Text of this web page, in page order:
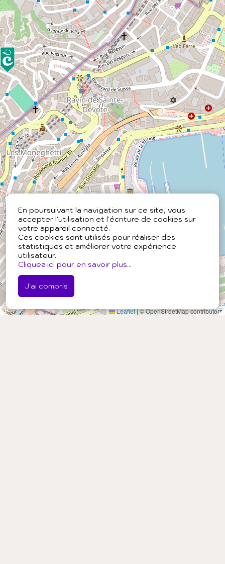
En poursuivant la navigation sur ce site, vous
accepter l'utilisation et l'écriture de cookies sur
votre appareil connecté.
Ces cookies sont utilisés pour réaliser des
statistiques et améliorer votre expérience
utilisateur.
Cliquez ici pour en savoir plus...
J'ai compris
Leaflet|© OpenStreetMap contributors